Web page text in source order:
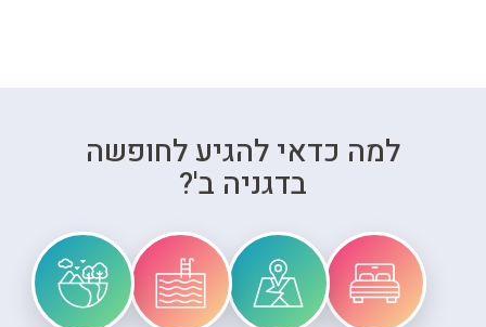
למה כדאי להגיע לחופשה
בדגניה ב'?